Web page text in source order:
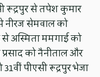
रूद्रपुर से तपेश कुमार
नीरज सेमवाल को
से अस्मिता ममगाई को
को नैनीताल और
पीएसी रूद्रपुर भेजा